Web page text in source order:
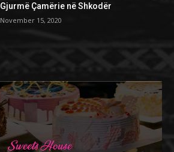
Gjurmë Çamërie në Shkodër
November 15, 2020